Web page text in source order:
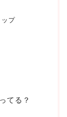
ップ
てる？